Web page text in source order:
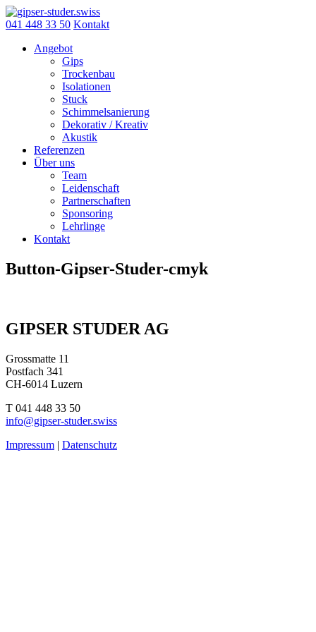
Skip
to
041 448 33 50 Kontakt
Angebot
Gips
Trockenbau
Isolationen
Stuck
Schimmelsanierung
Dekorativ / Kreativ
Akustik
Referenzen
Über uns
Team
Leidenschaft
Partnerschaften
Sponsoring
Lehrlinge
Kontakt
Button-Gipser-Studer-cmyk
GIPSER STUDER AG
Grossmatte 11
Postfach 341
CH-6014 Luzern
T 041 448 33 50
info@gipser-studer.swiss
Impressum | Datenschutz